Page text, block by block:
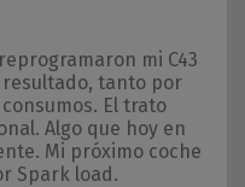
mi C43
tanto por
El trato
Algo que hoy en
Mi próximo coche
Spark load.